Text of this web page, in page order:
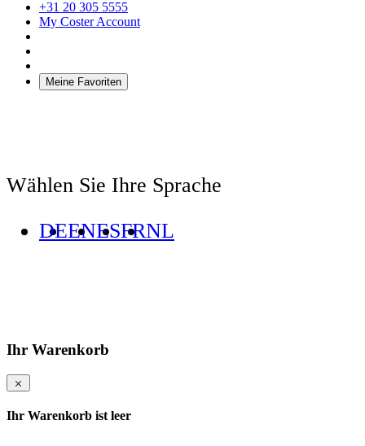
+31 20 305 5555
My Coster Account
Meine Favoriten
Wählen Sie Ihre Sprache
DEENESFRNL
Ihr Warenkorb
Ihr Warenkorb ist leer